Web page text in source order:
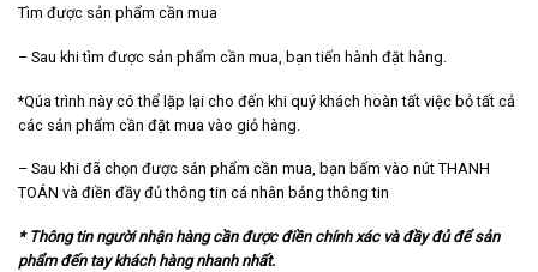
Tìm được sản phẩm cần mua
– Sau khi tìm được sản phẩm cần mua, bạn tiến hành đặt hàng.
*Qúa trình này có thể lặp lại cho đến khi quý khách hoàn tất việc bỏ tất cả
các sản phẩm cần đặt mua vào giỏ hàng.
– Sau khi đã chọn được sản phẩm cần mua, bạn bấm vào nút THANH
TOÁN và điền đầy đủ thông tin cá nhân bảng thông tin
* Thông tin người nhận hàng cần được điền chính xác và đầy đủ để sản
phẩm đến tay khách hàng nhanh nhất.